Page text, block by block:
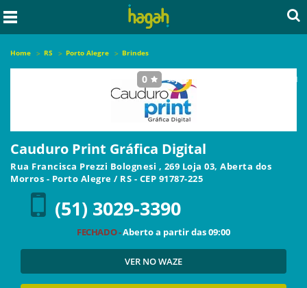
Home RS Porto Alegre Brindes
0 seja o primeiro a avaliar este local
Cauduro Print Gráfica Digital
Rua Francisca Prezzi Bolognesi , 269 Loja 03, Aberta dos
Morros - Porto Alegre / RS - CEP 91787-225
(51) 3029-3390
FECHADO -Aberto a partir das09:00
VER NO WAZE